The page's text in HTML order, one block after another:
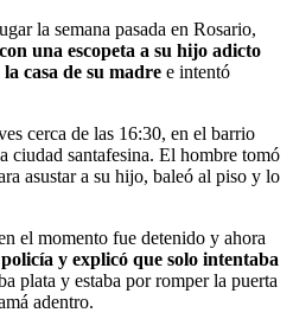
la semana pasada en Rosario,
una escopeta a su hijo adicto
casa de su madre e intentó
cerca de las 16:30, en el barrio
ciudad santafesina. El hombre tomó
asustar a su hijo, baleó al piso y lo
el momento fue detenido y ahora
y explicó que solo intentaba
plata y estaba por romper la puerta
adentro.